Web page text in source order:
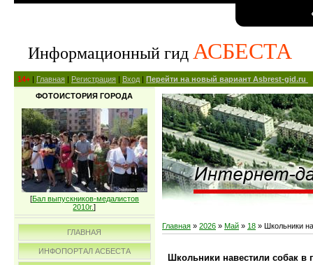
Информационный гид АСБЕСТА
14+ | Главная | Регистрация | Вход | Перейти на новый вариант Asbrest-gid.ru
ФОТОИСТОРИЯ ГОРОДА
[Бал выпускников-медалистов
2010г.]
ГЛАВНАЯ
ИНФОПОРТАЛ АСБЕСТА
Главная » 2026 » Май » 18 » Школьники
Школьники навестили собак в